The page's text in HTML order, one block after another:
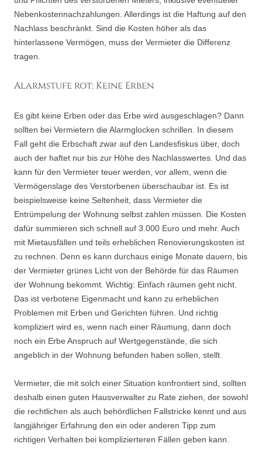
Nebenkostennachzahlungen. Allerdings ist die Haftung auf den
Nachlass beschränkt. Sind die Kosten höher als das
hinterlassene Vermögen, muss der Vermieter die Differenz
tragen.
Alarmstufe rot: Keine Erben
Es gibt keine Erben oder das Erbe wird ausgeschlagen? Dann
sollten bei Vermietern die Alarmglocken schrillen. In diesem
Fall geht die Erbschaft zwar auf den Landesfiskus über, doch
auch der haftet nur bis zur Höhe des Nachlasswertes. Und das
kann für den Vermieter teuer werden, vor allem, wenn die
Vermögenslage des Verstorbenen überschaubar ist. Es ist
beispielsweise keine Seltenheit, dass Vermieter die
Entrümpelung der Wohnung selbst zahlen müssen. Die Kosten
dafür summieren sich schnell auf 3.000 Euro und mehr. Auch
mit Mietausfällen und teils erheblichen Renovierungskosten ist
zu rechnen. Denn es kann durchaus einige Monate dauern, bis
der Vermieter grünes Licht von der Behörde für das Räumen
der Wohnung bekommt. Wichtig: Einfach räumen geht nicht.
Das ist verbotene Eigenmacht und kann zu erheblichen
Problemen mit Erben und Gerichten führen. Und richtig
kompliziert wird es, wenn nach einer Räumung, dann doch
noch ein Erbe Anspruch auf Wertgegenstände, die sich
angeblich in der Wohnung befunden haben sollen, stellt.
Vermieter, die mit solch einer Situation konfrontiert sind, sollten
deshalb einen guten Hausverwalter zu Rate ziehen, der sowohl
die rechtlichen als auch behördlichen Fallstricke kennt und aus
langjähriger Erfahrung den ein oder anderen Tipp zum
richtigen Verhalten bei komplizierteren Fällen geben kann.